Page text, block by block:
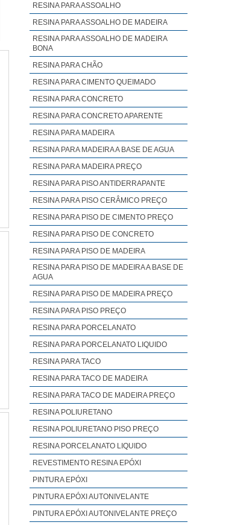
RESINA PARA ASSOALHO
RESINA PARA ASSOALHO DE MADEIRA
RESINA PARA ASSOALHO DE MADEIRA
BONA
RESINA PARA CHÃO
RESINA PARA CIMENTO QUEIMADO
RESINA PARA CONCRETO
RESINA PARA CONCRETO APARENTE
RESINA PARA MADEIRA
RESINA PARA MADEIRA A BASE DE AGUA
RESINA PARA MADEIRA PREÇO
RESINA PARA PISO ANTIDERRAPANTE
RESINA PARA PISO CERÂMICO PREÇO
RESINA PARA PISO DE CIMENTO PREÇO
RESINA PARA PISO DE CONCRETO
RESINA PARA PISO DE MADEIRA
RESINA PARA PISO DE MADEIRA A BASE DE
AGUA
RESINA PARA PISO DE MADEIRA PREÇO
RESINA PARA PISO PREÇO
RESINA PARA PORCELANATO
RESINA PARA PORCELANATO LIQUIDO
RESINA PARA TACO
RESINA PARA TACO DE MADEIRA
RESINA PARA TACO DE MADEIRA PREÇO
RESINA POLIURETANO
RESINA POLIURETANO PISO PREÇO
RESINA PORCELANATO LIQUIDO
REVESTIMENTO RESINA EPÓXI
PINTURA EPÓXI
PINTURA EPÓXI AUTONIVELANTE
PINTURA EPÓXI AUTONIVELANTE PREÇO